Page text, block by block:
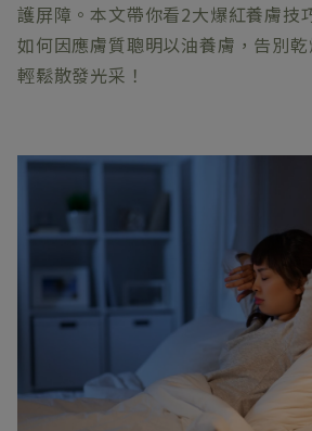
護屏障。本文帶你看2大爆紅養膚技
如何因應膚質聰明以油養膚，告別
輕鬆散發光采！